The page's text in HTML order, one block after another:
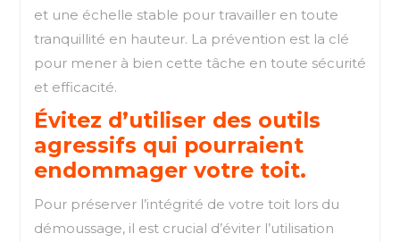
et une échelle stable pour travailler en toute
tranquillité en hauteur. La prévention est la clé
pour mener à bien cette tâche en toute sécurité
et efficacité.
Évitez d’utiliser des outils
agressifs qui pourraient
endommager votre toit.
Pour préserver l’intégrité de votre toit lors du
démoussage, il est crucial d’éviter l’utilisation